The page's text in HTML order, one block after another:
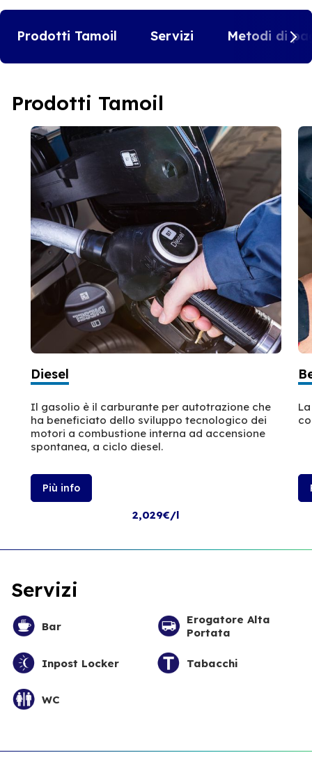
Prodotti Tamoil Servizi Metodi di
Prodotti Tamoil
Diesel
Il gasolio è il carburante per autotrazione che
ha beneficiato dello sviluppo tecnologico dei
motori a combustione interna ad accensione
spontanea, a ciclo diesel.
Più info
2,029€/l
Servizi
Bar
Erogatore Alta
Portata
Inpost Locker Tabacchi
WC